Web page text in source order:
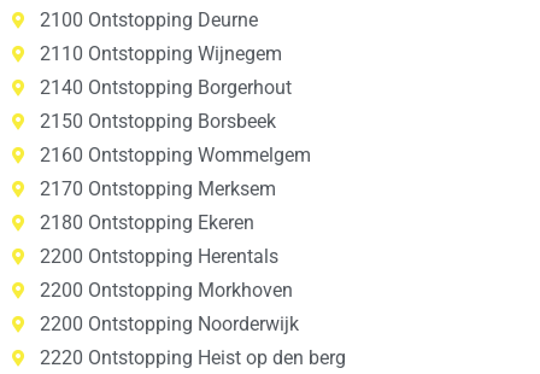
2100 Ontstopping Deurne
2110 Ontstopping Wijnegem
2140 Ontstopping Borgerhout
2150 Ontstopping Borsbeek
2160 Ontstopping Wommelgem
2170 Ontstopping Merksem
2180 Ontstopping Ekeren
2200 Ontstopping Herentals
2200 Ontstopping Morkhoven
2200 Ontstopping Noorderwijk
2220 Ontstopping Heist op den berg